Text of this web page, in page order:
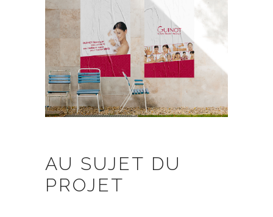
AU SUJET DU
PROJET